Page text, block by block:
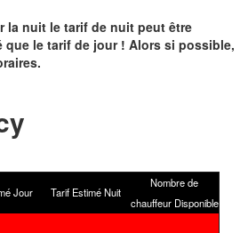
la nuit le tarif de nuit peut être
que le tarif de jour ! Alors si possible,
Jour Tarif Estimé Nuit
Nombre de
chauffeur Disponible